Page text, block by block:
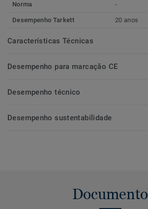
Norma
-
Desempenho Tarkett 20 anos
Características Técnicas
Desempenho para marcação CE
Desempenho técnico
Desempenho sustentabilidade
Documento